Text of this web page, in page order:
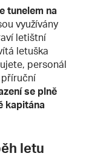
tunelem na
využívány
letištní
letuška
personál
příruční
se plně
kapitána
letu